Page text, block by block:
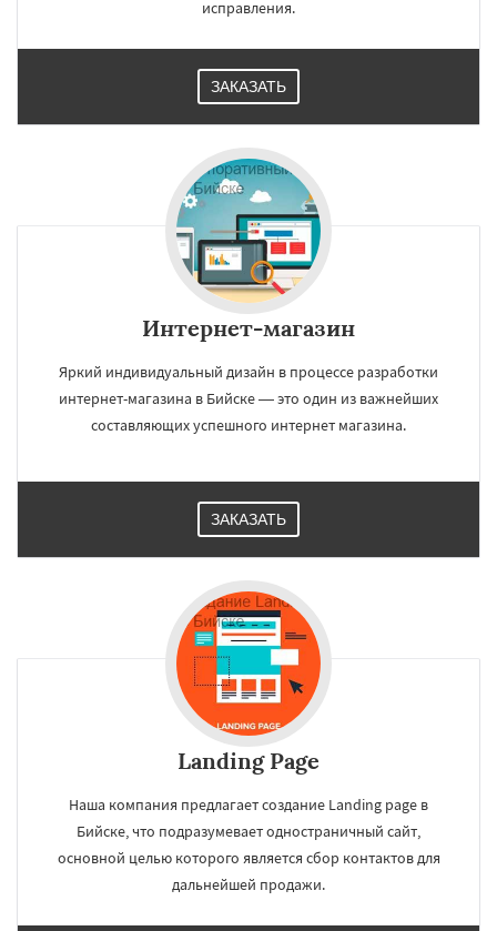
исправления.
ЗАКАЗАТЬ
Интернет-магазин
Яркий индивидуальный дизайн в процессе разработки
интернет-магазина в Бийске — это один из важнейших
составляющих успешного интернет магазина.
ЗАКАЗАТЬ
Landing Page
Наша компания предлагает создание Landing page в
Бийске, что подразумевает одностраничный сайт,
основной целью которого является сбор контактов для
дальнейшей продажи.